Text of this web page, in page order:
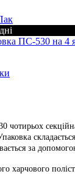
чотирьох
за
харчового